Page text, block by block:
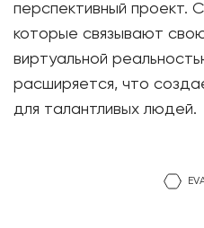
перспективный проект.
которые связывают
виртуальной
расширяется, что
для талантливых людей.